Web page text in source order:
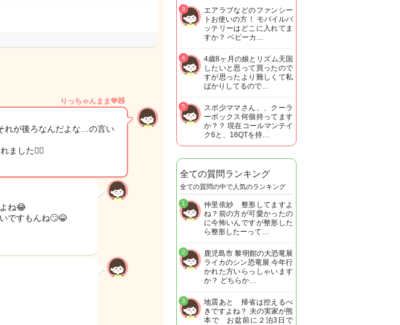
りっちゃんまま💚🧸
れが後ろなんだよな…の言い
ました😮‍💨
ね😂
ですもんね🙄😂
エアラブなどのファンシー
トお使いの方！ モバイルバ
ッテリーはどこに入れてま
すか？ ベビーカ…
3
4歳8ヶ月の娘とリズム天国
したいと思って買ったので
すが思ったより難しくて私
ばかりしてるので…
4
スポ少ママさん、、クーラ
ーボックス何個持ってます
か？？ 現在コールマンテイ
ク6と、16QTを持…
5
全ての質問ランキング
全ての質問の中で人気のランキング
仲里依紗 整形してますよ
ね？前の方が可愛かったの
に今怖いんですが整形した
ら整形したーって…
1
鹿児島市 黎明館の大恐竜展
ライカのシン恐竜展 今年行
かれた方いらっしゃいます
か？ どちらか…
2
地震あと 帰省は控えるべ
きですよね？ 夫の実家が熊
本で お盆前に２泊3日で
3